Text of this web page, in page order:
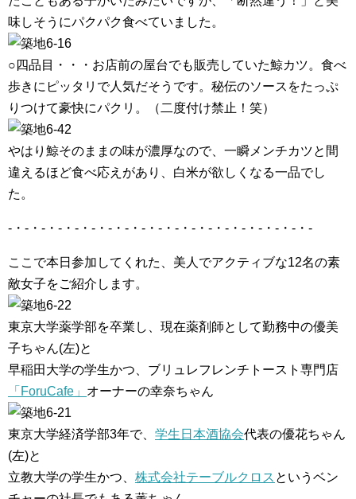
味しそうにパクパク食べていました。
○四品目・・・お店前の屋台でも販売していた鯨カツ。食べ
歩きにピッタリで人気だそうです。秘伝のソースをたっぷ
りつけて豪快にパクリ。（二度付け禁止！笑）
やはり鯨そのままの味が濃厚なので、一瞬メンチカツと間
違えるほど食べ応えがあり、白米が欲しくなる一品でし
た。
-・-・-・-・-・-・-・-・-・-・-・-・-・-・-・-・-・-・-
ここで本日参加してくれた、美人でアクティブな12名の素
敵女子をご紹介します。
東京大学薬学部を卒業し、現在薬剤師として勤務中の優美
子ちゃん(左)と
早稲田大学の学生かつ、ブリュレフレンチトースト専門店
「ForuCafe」 オーナーの幸奈ちゃん
東京大学経済学部3年で、 学生日本酒協会代表の優花ちゃん
(左)と
立教大学の学生かつ、 株式会社テーブルクロス というベン